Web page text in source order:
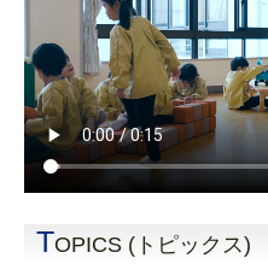
TOPICS (トピックス)